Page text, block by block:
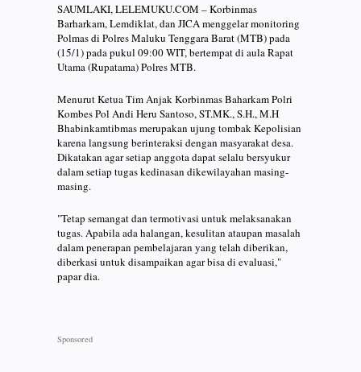
SAUMLAKI, LELEMUKU.COM – Korbinmas
Barharkam, Lemdiklat, dan JICA menggelar monitoring
Polmas di Polres Maluku Tenggara Barat (MTB) pada
(15/1) pada pukul 09:00 WIT, bertempat di aula Rapat
Utama (Rupatama) Polres MTB.
Menurut Ketua Tim Anjak Korbinmas Baharkam Polri
Kombes Pol Andi Heru Santoso, ST.MK., S.H., M.H
Bhabinkamtibmas merupakan ujung tombak Kepolisian
karena langsung berinteraksi dengan masyarakat desa.
Dikatakan agar setiap anggota dapat selalu bersyukur
dalam setiap tugas kedinasan dikewilayahan masing-
masing.
"Tetap semangat dan termotivasi untuk melaksanakan
tugas. Apabila ada halangan, kesulitan ataupan masalah
dalam penerapan pembelajaran yang telah diberikan,
diberkasi untuk disampaikan agar bisa di evaluasi,"
papar dia.